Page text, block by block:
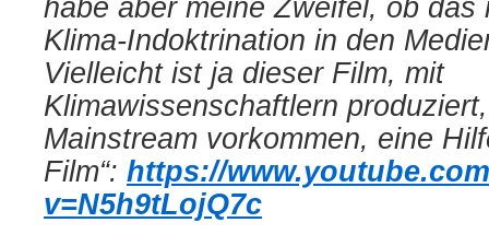
habe aber meine Zweifel, ob das
Klima-Indoktrination in den
Vielleicht ist ja dieser Film, mit
Klimawissenschaftlern
Mainstream vorkommen, eine
Film“: https://
v=N5h9tLojQ7c